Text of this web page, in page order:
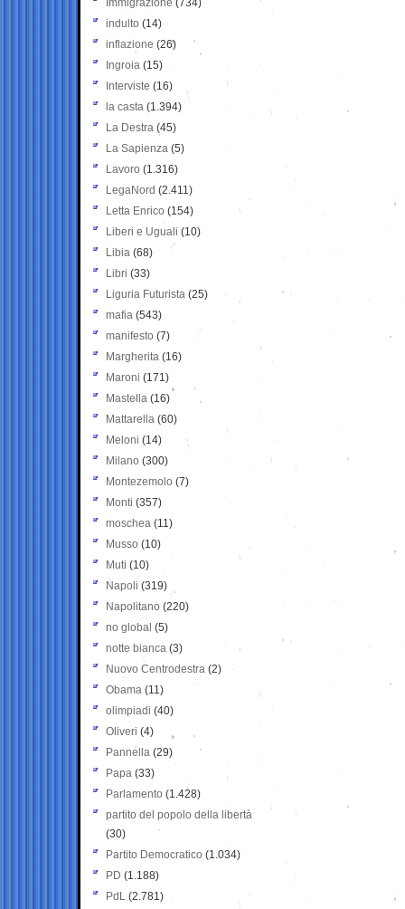
Immigrazione (734)
indulto (14)
inflazione (26)
Ingroia (15)
Interviste (16)
la casta (1.394)
La Destra (45)
La Sapienza (5)
Lavoro (1.316)
LegaNord (2.411)
Letta Enrico (154)
Liberi e Uguali (10)
Libia (68)
Libri (33)
Liguria Futurista (25)
mafia (543)
manifesto (7)
Margherita (16)
Maroni (171)
Mastella (16)
Mattarella (60)
Meloni (14)
Milano (300)
Montezemolo (7)
Monti (357)
moschea (11)
Musso (10)
Muti (10)
Napoli (319)
Napolitano (220)
no global (5)
notte bianca (3)
Nuovo Centrodestra (2)
Obama (11)
olimpiadi (40)
Oliveri (4)
Pannella (29)
Papa (33)
Parlamento (1.428)
partito del popolo della libertà
(30)
Partito Democratico (1.034)
PD (1.188)
PdL (2.781)